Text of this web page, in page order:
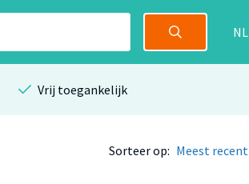
NL
Vrij toegankelijk
Sorteer op: Meest recent